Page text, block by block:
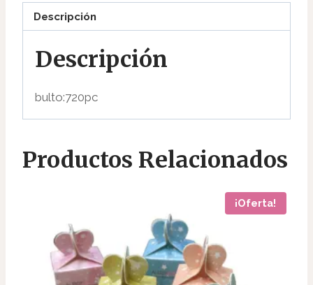
Descripción
Descripción
bulto:720pc
Productos Relacionados
¡Oferta!